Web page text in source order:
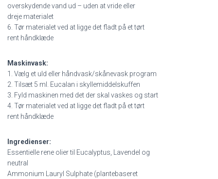
overskydende vand ud – uden at vride eller
dreje materialet
6. Tør materialet ved at ligge det fladt på et tørt
rent håndklæde
Maskinvask:
1. Vælg et uld eller håndvask/skånevask program
2. Tilsæt 5 ml. Eucalan i skyllemiddelskuffen
3. Fyld maskinen med det der skal vaskes og start
4. Tør materialet ved at ligge det fladt på et tørt
rent håndklæde
Ingredienser:
Essentielle rene olier til Eucalyptus, Lavendel og
neutral
Ammonium Lauryl Sulphate (plantebaseret